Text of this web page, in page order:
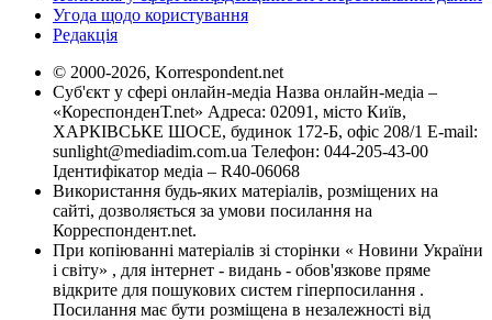
Угода щодо користування
Редакція
© 2000-2026, Korrespondent.net
Суб'єкт у сфері онлайн-медіа Назва онлайн-медіа –
«КореспонденТ.net» Адреса: 02091, місто Київ,
ХАРКІВСЬКЕ ШОСЕ, будинок 172-Б, офіс 208/1 E-mail:
sunlight@mediadim.com.ua Телефон: 044-205-43-00
Ідентифікатор медіа – R40-06068
Використання будь-яких матеріалів, розміщених на
сайті, дозволяється за умови посилання на
Корреспондент.net.
При копіюванні матеріалів зі сторінки « Новини України
і світу» , для інтернет - видань - обов'язкове пряме
відкрите для пошукових систем гіперпосилання .
Посилання має бути розміщена в незалежності від